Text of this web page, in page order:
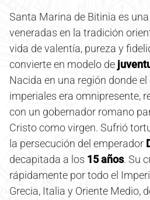
Santa Marina de Bitinia es
veneradas en la tradición
vida de valentía, pureza y
convierte en modelo de
Nacida en una región donde
imperiales era omnipresente,
con un gobernador romano
Cristo como virgen. Sufrió
la persecución del emperador
decapitada a los 15 años. Su
rápidamente por todo el
Grecia, Italia y Oriente Medio,